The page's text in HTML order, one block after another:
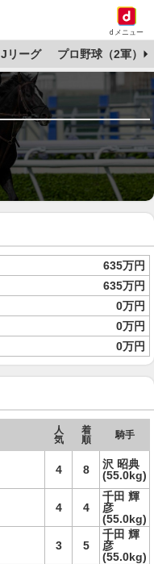
dメニュー
Jリーグ プロ野球（2軍）
635万円
635万円
0万円
0万円
0万円
人
気
着
順
騎手
4 8
沢 昭典
(55.0kg)
4 4
千田 輝
彦
(55.0kg)
3 5
千田 輝
彦
(55.0kg)